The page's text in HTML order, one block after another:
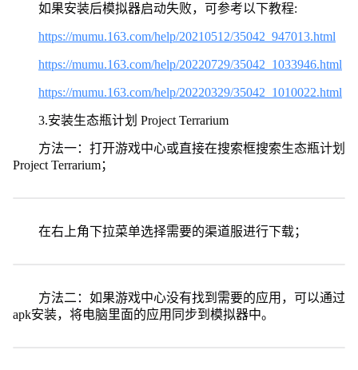
如果安装后模拟器启动失败，可参考以下教程:
https://mumu.163.com/help/20210512/35042_947013.html
https://mumu.163.com/help/20220729/35042_1033946.html
https://mumu.163.com/help/20220329/35042_1010022.html
3.安装生态瓶计划 Project Terrarium
方法一：打开游戏中心或直接在搜索框搜索生态瓶计划
Project Terrarium；
在右上角下拉菜单选择需要的渠道服进行下载；
方法二：如果游戏中心没有找到需要的应用，可以通过
apk安装，将电脑里面的应用同步到模拟器中。